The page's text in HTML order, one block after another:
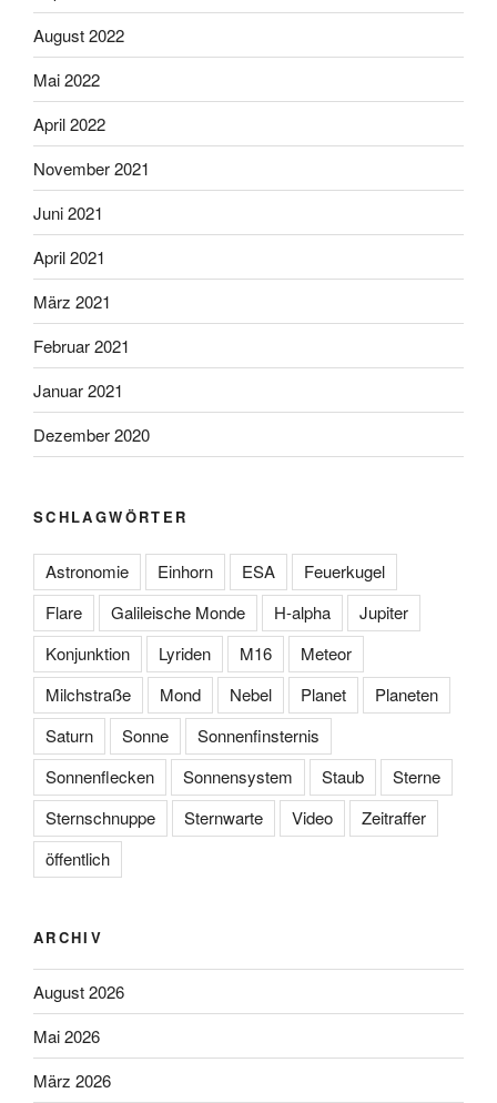
August 2022
Mai 2022
April 2022
November 2021
Juni 2021
April 2021
März 2021
Februar 2021
Januar 2021
Dezember 2020
SCHLAGWÖRTER
Astronomie Einhorn ESA
Feuerkugel
Flare
Galileische Monde H-alpha
Jupiter
Konjunktion
Lyriden M16
Meteor
Milchstraße
Mond Nebel Planet
Planeten
Saturn
Sonne
Sonnenfinsternis
Sonnenflecken
Sonnensystem Staub
Sterne
Sternschnuppe
Sternwarte Video
Zeitraffer
öffentlich
ARCHIV
August 2026
Mai 2026
März 2026